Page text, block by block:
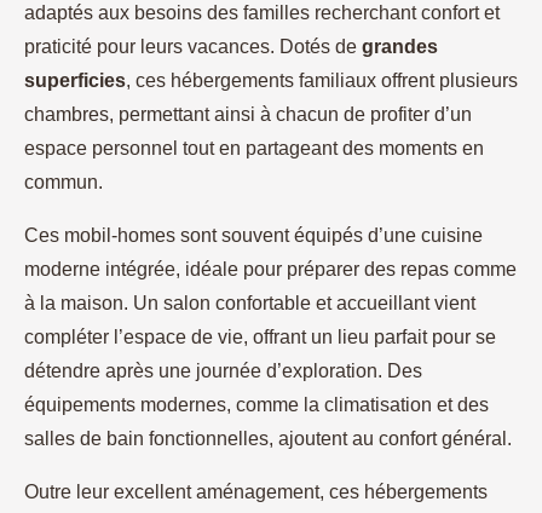
adaptés aux besoins des familles recherchant confort et
praticité pour leurs vacances. Dotés de grandes
superficies, ces hébergements familiaux offrent plusieurs
chambres, permettant ainsi à chacun de profiter d’un
espace personnel tout en partageant des moments en
commun.
Ces mobil-homes sont souvent équipés d’une cuisine
moderne intégrée, idéale pour préparer des repas comme
à la maison. Un salon confortable et accueillant vient
compléter l’espace de vie, offrant un lieu parfait pour se
détendre après une journée d’exploration. Des
équipements modernes, comme la climatisation et des
salles de bain fonctionnelles, ajoutent au confort général.
Outre leur excellent aménagement, ces hébergements